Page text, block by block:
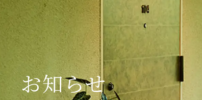
”での至福
ディナー
フランス料理
室で寛ぎ
本棟
る伊勢志摩
館内施設
TEL. 0599-65-7001 （代表／予約受付時間 9:00～21:00）
お問い合わせは
こちら ／ よくあるご質問はこちら
【IN】15:00～18:30
【OUT】11:00
ご宿泊いただけます
VISA／MASTER／JCB／AMEX／DINERS／銀聯
お知らせ